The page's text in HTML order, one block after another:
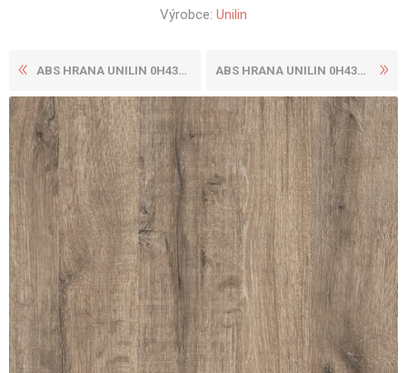
Výrobce: Unilin
ABS HRANA UNILIN 0H438 V9A ... ABS HRANA UNILIN 0H439 V9A ...